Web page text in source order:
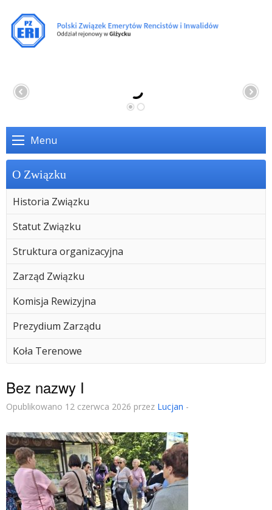
Menu
O Związku
Historia Związku
Statut Związku
Struktura organizacyjna
Zarząd Związku
Komisja Rewizyjna
Prezydium Zarządu
Koła Terenowe
Bez nazwy I
Opublikowano 12 czerwca 2026 przez Lucjan -